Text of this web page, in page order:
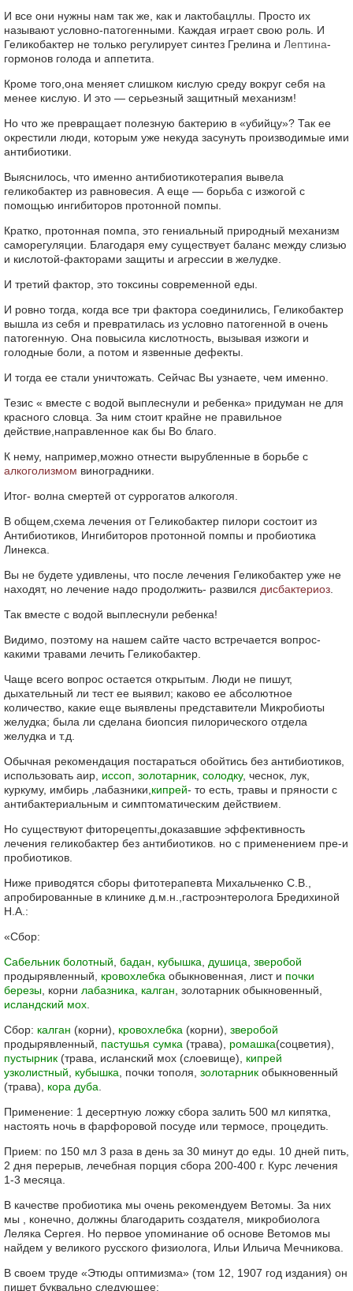
И все они нужны нам так же, как и лактобацллы. Просто их
называют условно-патогенными. Каждая играет свою роль. И
Геликобактер не только регулирует синтез Грелина и Лептина-
гормонов голода и аппетита.
Кроме того,она меняет слишком кислую среду вокруг себя на
менее кислую. И это — серьезный защитный механизм!
Но что же превращает полезную бактерию в «убийцу»? Так ее
окрестили люди, которым уже некуда засунуть производимые ими
антибиотики.
Выяснилось, что именно антибиотикотерапия вывела
геликобактер из равновесия. А еще — борьба с изжогой с
помощью ингибиторов протонной помпы.
Кратко, протонная помпа, это гениальный природный механизм
саморегуляции. Благодаря ему существует баланс между слизью
и кислотой-факторами защиты и агрессии в желудке.
И третий фактор, это токсины современной еды.
И ровно тогда, когда все три фактора соединились, Геликобактер
вышла из себя и превратилась из условно патогенной в очень
патогенную. Она повысила кислотность, вызывая изжоги и
голодные боли, а потом и язвенные дефекты.
И тогда ее стали уничтожать. Сейчас Вы узнаете, чем именно.
Тезис « вместе с водой выплеснули и ребенка» придуман не для
красного словца. За ним стоит крайне не правильное
действие,направленное как бы Во благо.
К нему, например,можно отнести вырубленные в борьбе с
алкоголизмом виноградники.
Итог- волна смертей от суррогатов алкоголя.
В общем,схема лечения от Геликобактер пилори состоит из
Антибиотиков, Ингибиторов протонной помпы и пробиотика
Линекса.
Вы не будете удивлены, что после лечения Геликобактер уже не
находят, но лечение надо продолжить- развился дисбактериоз
Так вместе с водой выплеснули ребенка!
Видимо, поэтому на нашем сайте часто встречается вопрос-
какими травами лечить Геликобактер.
Чаще всего вопрос остается открытым. Люди не пишут,
дыхательный ли тест ее выявил; каково ее абсолютное
количество, какие еще выявлены представители Микробиоты
желудка; была ли сделана биопсия пилорического отдела
желудка и т.д.
Обычная рекомендация постараться обойтись без антибиотиков,
использовать аир, иссоп золотарник солодку, чеснок, лук,
куркуму, имбирь ,лабазники, кипрей- то есть, травы и пряности с
антибактериальным и симптоматическим действием.
Но существуют фиторецепты,доказавшие эффективность
лечения геликобактер без антибиотиков. но с применением пре-и
пробиотиков.
Ниже приводятся сборы фитотерапевта Михальченко С.В.,
апробированные в клинике д.м.н.,гастроэнтеролога Бредихиной
Н.А.:
«Сбор:
Сабельник болотный бадан кубышка душица зверобой
продырявленный, кровохлебка обыкновенная, лист и почки
березы , корни лабазника калган , золотарник обыкновенный,
исландский мох
Сбор: калган (корни), кровохлебка (корни), зверобой
продырявленный, пастушья сумка (трава), ромашка(соцветия),
пустырник (трава, исланский мох (слоевище), кипрей
узколистный
кубышка , почки тополя, золотарник обыкновенный
(трава), кора дуба
Применение: 1 десертную ложку сбора залить 500 мл кипятка,
настоять ночь в фарфоровой посуде или термосе, процедить.
Прием: по 150 мл 3 раза в день за 30 минут до еды. 10 дней пить,
2 дня перерыв, лечебная порция сбора 200-400 г. Курс лечения
1-3 месяца.
В качестве пробиотика мы очень рекомендуем Ветомы. За них
мы , конечно, должны благодарить создателя, микробиолога
Леляка Сергея. Но первое упоминание об основе Ветомов мы
найдем у великого русского физиолога, Ильи Ильича Мечникова.
В своем труде «Этюды оптимизма» (том 12, 1907 год издания) он
пишет буквально следующее: